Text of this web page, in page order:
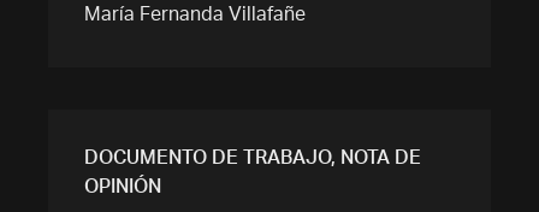
María Fernanda Villafañe
DOCUMENTO DE TRABAJO, NOTA DE
OPINIÓN